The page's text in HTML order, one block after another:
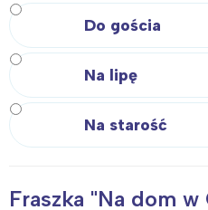
Do gościa
Na lipę
Na starość
Fraszka "Na dom